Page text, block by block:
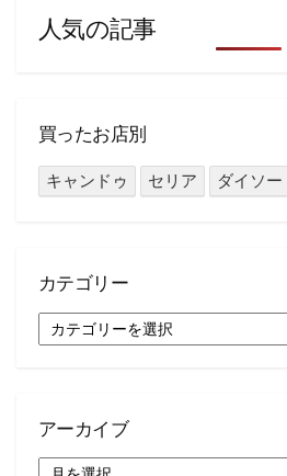
人気の記事
買ったお店別
キャンドゥ セリア ダイソー
カテゴリー
テ
アーカイブ